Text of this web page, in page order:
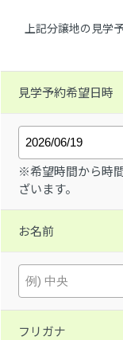
上記分譲地の見学
見学予約希望日時
※希望時間から時
ざいます。
お名前
フリガナ